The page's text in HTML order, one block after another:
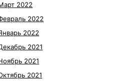
2022
2022
2022
2021
2021
2021